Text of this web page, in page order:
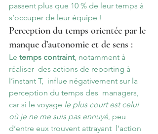
passent plus que 10 % de leur temps à
s’occuper de leur équipe !
Perception du temps orientée par le
manque d’autonomie et de sens :
Le temps contraint, notamment à
réaliser  des actions de reporting à
l’instant T,  influe négativement sur la
perception du temps des  managers,
car si le voyage le plus court est celui
où je ne me suis pas ennuyé, peu
d’entre eux trouvent attrayant  l’action